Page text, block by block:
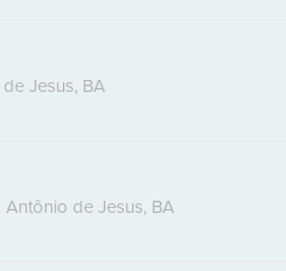
Jesus, BA
Antônio de Jesus, BA